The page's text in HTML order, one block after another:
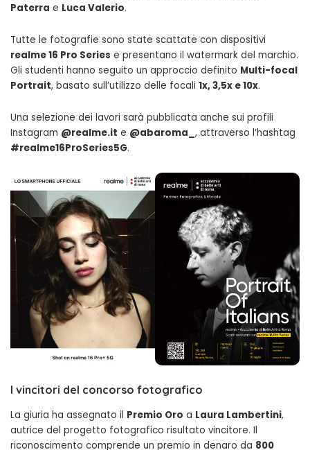
Paterra e Luca Valerio.
Tutte le fotografie sono state scattate con dispositivi
realme 16 Pro Series e presentano il watermark del marchio.
Gli studenti hanno seguito un approccio definito Multi-focal
Portrait, basato sull’utilizzo delle focali 1x, 3,5x e 10x.
Una selezione dei lavori sarà pubblicata anche sui profili
Instagram @realme.it e @abaroma_ , attraverso l’hashtag
#realme16ProSeries5G.
I vincitori del concorso fotografico
La giuria ha assegnato il Premio Oro a Laura Lambertini,
autrice del progetto fotografico risultato vincitore. Il
riconoscimento comprende un premio in denaro da 800